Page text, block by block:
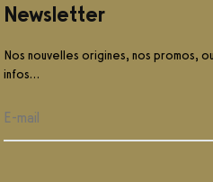
Newsletter
Nos nouvelles origines, nos promos,
infos…